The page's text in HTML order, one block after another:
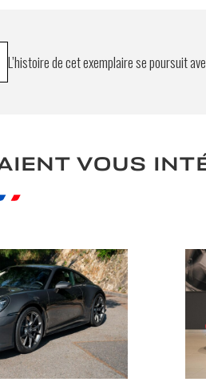
L’histoire de cet exemplaire se poursuit
VOUS